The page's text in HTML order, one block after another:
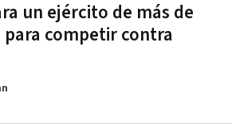
un ejército de más de
competir contra